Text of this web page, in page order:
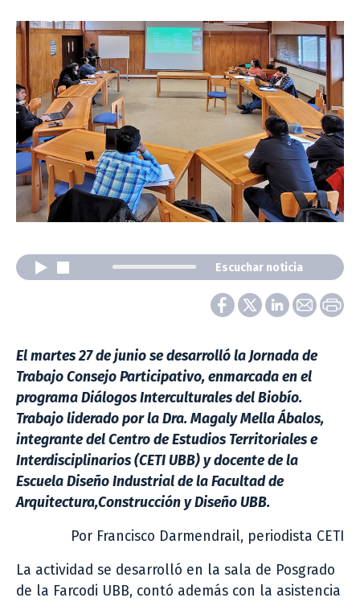
Escuchar noticia
El martes 27 de junio se desarrolló la Jornada de
Trabajo Consejo Participativo, enmarcada en el
programa Diálogos Interculturales del Biobío.
Trabajo liderado por la Dra. Magaly Mella Ábalos,
integrante del Centro de Estudios Territoriales e
Interdisciplinarios (CETI UBB) y docente de la
Escuela Diseño Industrial de la Facultad de
Arquitectura,Construcción y Diseño UBB.
Por Francisco Darmendrail, periodista CETI
La actividad se desarrolló en la sala de Posgrado
de la Farcodi UBB, contó además con la asistencia